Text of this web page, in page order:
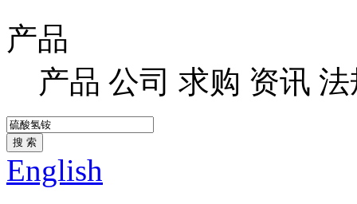
产品
产品 公司 求购 资讯 法
搜 索
English